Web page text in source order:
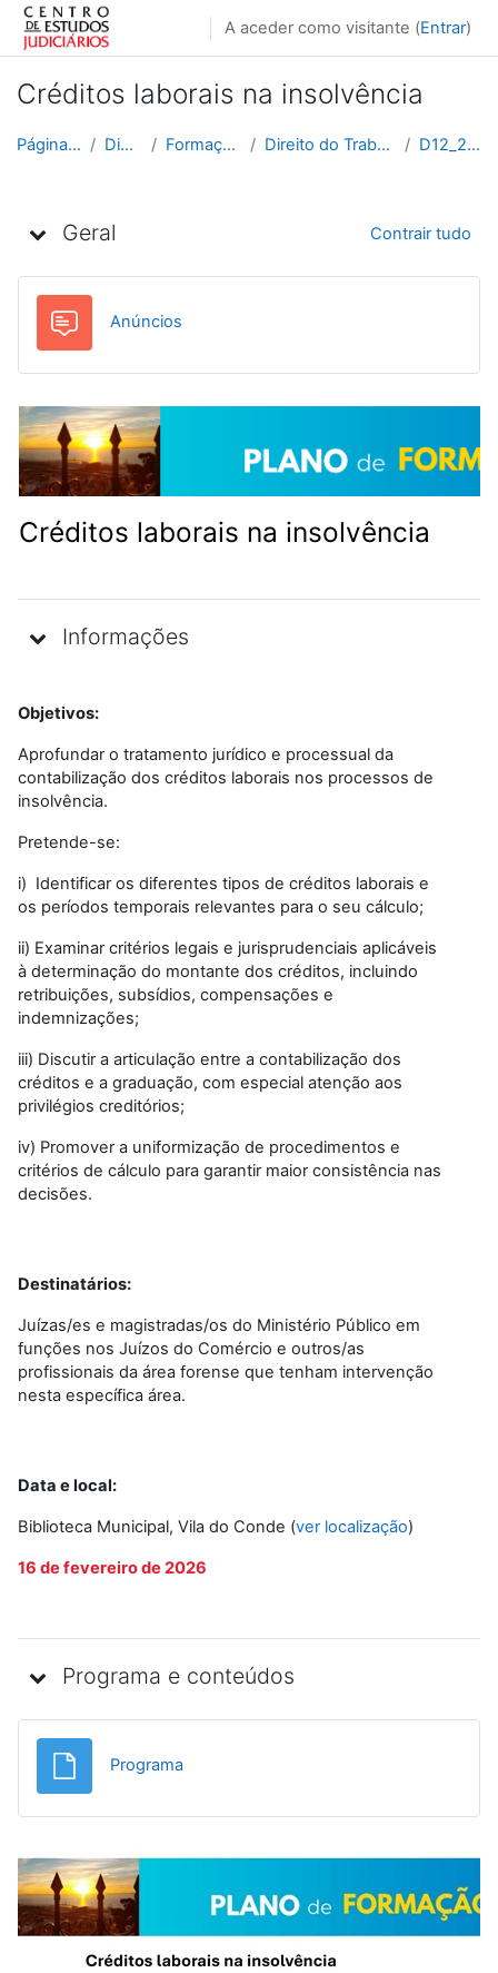
Ir para o conteúdo principal
A aceder como visitante (Entrar)
Créditos laborais na insolvência
Página principal Disciplinas Formação Contínua Direito do Trabalho e da Empresa D12_2025_2026
Geral Contrair tudo
Anúncios
Créditos laborais na insolvência
Informações
Objetivos:
Aprofundar o tratamento jurídico e processual da
contabilização dos créditos laborais nos processos de
insolvência.
Pretende-se:
i) Identificar os diferentes tipos de créditos laborais e
os períodos temporais relevantes para o seu cálculo;
ii) Examinar critérios legais e jurisprudenciais aplicáveis
à determinação do montante dos créditos, incluindo
retribuições, subsídios, compensações e
indemnizações;
iii) Discutir a articulação entre a contabilização dos
créditos e a graduação, com especial atenção aos
privilégios creditórios;
iv) Promover a uniformização de procedimentos e
critérios de cálculo para garantir maior consistência nas
decisões.
Destinatários:
Juízas/es e magistradas/os do Ministério Público em
funções nos Juízos do Comércio e outros/as
profissionais da área forense que tenham intervenção
nesta específica área.
Data e local:
Biblioteca Municipal, Vila do Conde (ver localização)
16 de fevereiro de 2026
Programa e conteúdos
ProgramaFicheiro